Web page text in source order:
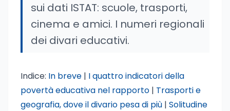
sui dati ISTAT: scuole, trasporti,
cinema e amici. I numeri regionali
dei divari educativi.
Indice: In breve | I quattro indicatori della
povertà educativa nel rapporto | Trasporti e
geografia, dove il divario pesa di più | Solitudine